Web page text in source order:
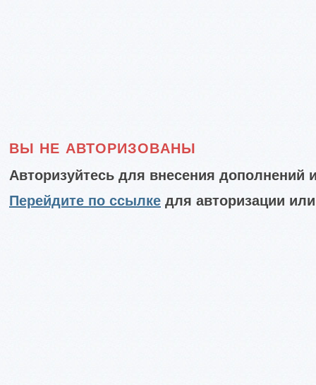
ВЫ НЕ АВТОРИЗОВАНЫ
Авторизуйтесь для внесения дополнений
Перейдите по ссылке для авторизации